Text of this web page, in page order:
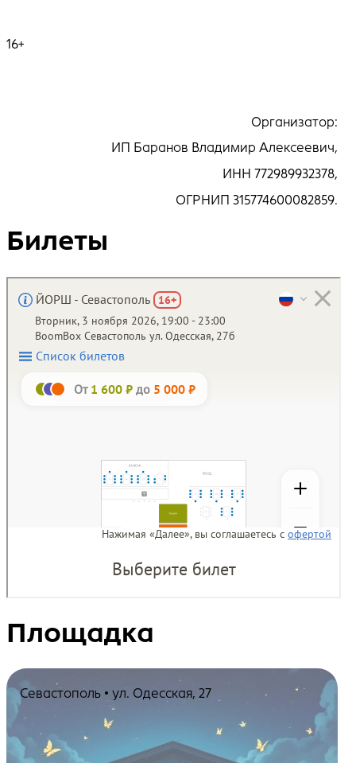
16+
Организатор:
ИП Баранов Владимир Алексеевич,
ИНН 772989932378,
ОГРНИП 315774600082859.
Билеты
Площадка
Севастополь • ул. Одесская, 27